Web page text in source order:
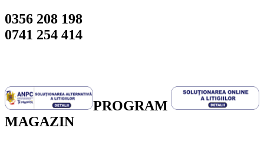
0356 208 198
0741 254 414
PROGRAM
MAGAZIN